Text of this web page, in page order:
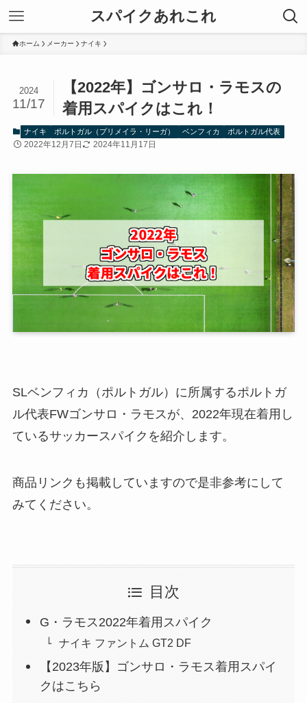
スパイクあれこれ
ホーム メーカー ナイキ
【2022年】ゴンサロ・ラモスの
着用スパイクはこれ！
2024
11/17
ナイキ ポルトガル（プリメイラ・リーガ） ベンフィカ ポルトガル代表
2022年12月7日 2024年11月17日
SLベンフィカ（ポルトガル）に所属するポルトガ
ル代表FWゴンサロ・ラモスが、2022年現在着用し
ているサッカースパイクを紹介します。
商品リンクも掲載していますので是非参考にして
みてください。
目次
G・ラモス2022年着用スパイク
ナイキ ファントム GT2 DF
【2023年版】ゴンサロ・ラモス着用スパイ
クはこちら